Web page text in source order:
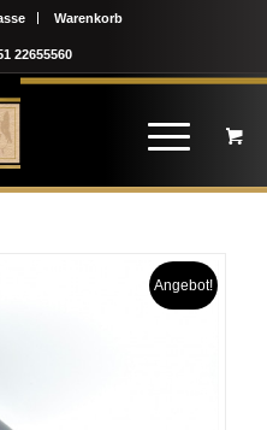
Warenkorb
22655560
Angebot!